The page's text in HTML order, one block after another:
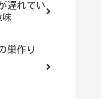
遅れてい
巣作り